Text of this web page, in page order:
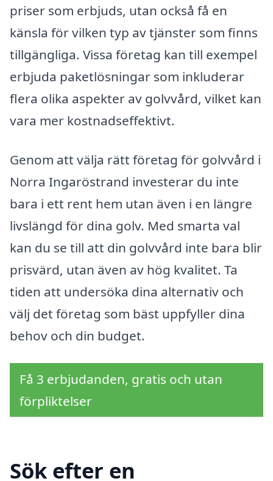
priser som erbjuds, utan också få en
känsla för vilken typ av tjänster som finns
tillgängliga. Vissa företag kan till exempel
erbjuda paketlösningar som inkluderar
flera olika aspekter av golvvård, vilket kan
vara mer kostnadseffektivt.
Genom att välja rätt företag för golvvård i
Norra Ingaröstrand investerar du inte
bara i ett rent hem utan även i en längre
livslängd för dina golv. Med smarta val
kan du se till att din golvvård inte bara blir
prisvärd, utan även av hög kvalitet. Ta
tiden att undersöka dina alternativ och
välj det företag som bäst uppfyller dina
behov och din budget.
Få 3 erbjudanden, gratis och utan
förpliktelser
Sök efter en